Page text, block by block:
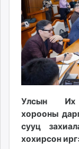
shuud.mn
eagle.mn
ergelt.mn
zarig.mn
today.mn
zuv.mn
mminfo.mn
ugluu.mn
urlag.mn
unen.mn
Улсын Их
хорооны
сууц
хохирсон